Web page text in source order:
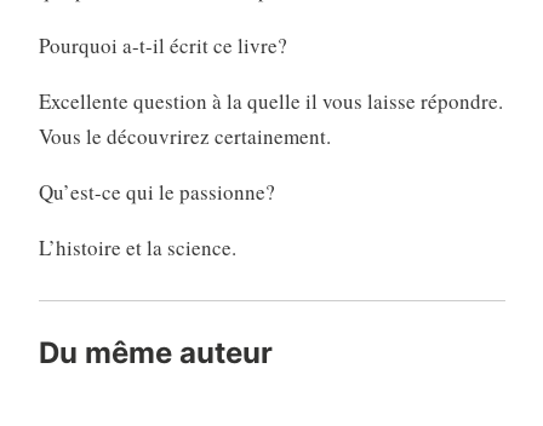
Pourquoi a-t-il écrit ce livre?
Excellente question à la quelle il vous laisse répondre.
Vous le découvrirez certainement.
Qu’est-ce qui le passionne?
L’histoire et la science.
Du même auteur